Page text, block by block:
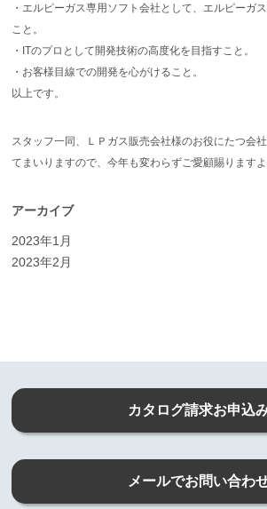
・エルピーガス専用ソフト会社として、エルピーガ
こと。
・ITのプロとして開発技術の高度化を目指すこと。
・お客様目線での開発を心がけること。
以上です。
スタッフ一同、ＬＰガス販売会社様のお役にたつ会
てまいりますので、今年も変わらずご愛顧賜ります
アーカイブ
2023年1月
2023年2月
カタログ請求お申込
メールでお問い合わ